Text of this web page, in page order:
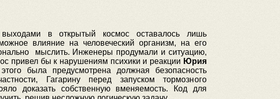
в открытый космос оставалось лишь
влияние на человеческий организм, на его
мыслить. Инженеры продумали и ситуацию,
привел бы к нарушениям психики и реакции Юрия
была предусмотрена должная безопасность
Гагарину перед запуском тормозного
доказать собственную вменяемость. Код для